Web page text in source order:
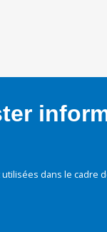
dans le cadre